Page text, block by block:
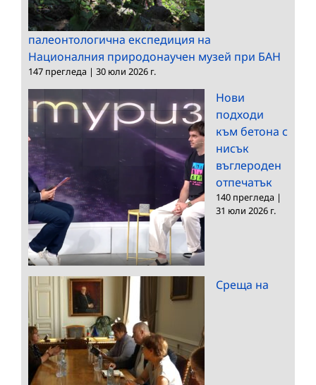
палеонтологична експедиция на
Националния природонаучен музей при БАН
147 прегледа | 30 юли 2026 г.
Нови
подходи
към бетона с
нисък
въглероден
отпечатък
140 прегледа |
31 юли 2026 г.
Среща на